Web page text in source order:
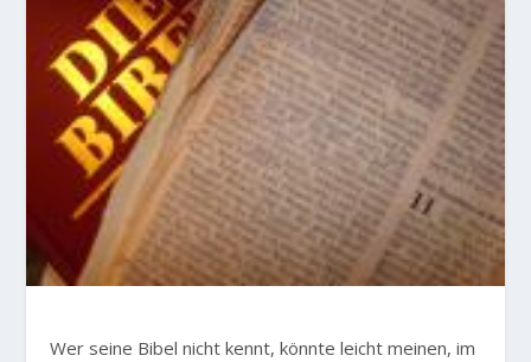
Wer seine Bibel nicht kennt, könnte leicht meinen, im